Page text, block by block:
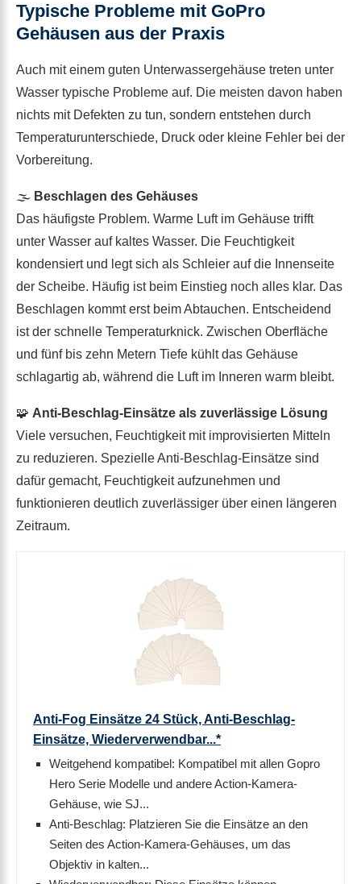
Typische Probleme mit GoPro
Gehäusen aus der Praxis
Auch mit einem guten Unterwassergehäuse treten unter
Wasser typische Probleme auf. Die meisten davon haben
nichts mit Defekten zu tun, sondern entstehen durch
Temperaturunterschiede, Druck oder kleine Fehler bei der
Vorbereitung.
🌫 Beschlagen des Gehäuses
Das häufigste Problem. Warme Luft im Gehäuse trifft
unter Wasser auf kaltes Wasser. Die Feuchtigkeit
kondensiert und legt sich als Schleier auf die Innenseite
der Scheibe. Häufig ist beim Einstieg noch alles klar. Das
Beschlagen kommt erst beim Abtauchen. Entscheidend
ist der schnelle Temperaturknick. Zwischen Oberfläche
und fünf bis zehn Metern Tiefe kühlt das Gehäuse
schlagartig ab, während die Luft im Inneren warm bleibt.
🧩 Anti-Beschlag-Einsätze als zuverlässige Lösung
Viele versuchen, Feuchtigkeit mit improvisierten Mitteln
zu reduzieren. Spezielle Anti-Beschlag-Einsätze sind
dafür gemacht, Feuchtigkeit aufzunehmen und
funktionieren deutlich zuverlässiger über einen längeren
Zeitraum.
Anti-Fog Einsätze 24 Stück, Anti-Beschlag-
Einsätze, Wiederverwendbar...*
Weitgehend kompatibel: Kompatibel mit allen Gopro
Hero Serie Modelle und andere Action-Kamera-
Gehäuse, wie SJ...
Anti-Beschlag: Platzieren Sie die Einsätze an den
Seiten des Action-Kamera-Gehäuses, um das
Objektiv in kalten...